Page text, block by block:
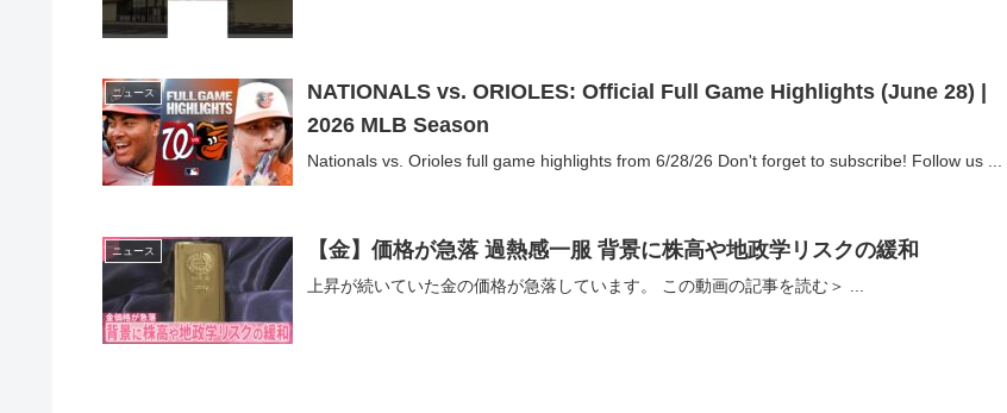
ニュース
NATIONALS vs. ORIOLES: Official Full Game Highlights (June 28) |
2026 MLB Season
Nationals vs. Orioles full game highlights from 6/28/26 Don't forget to subscribe! Follow us ...
ニュース 【金】価格が急落 過熱感一服 背景に株高や地政学リスクの緩和
上昇が続いていた金の価格が急落しています。 この動画の記事を読む＞ ...